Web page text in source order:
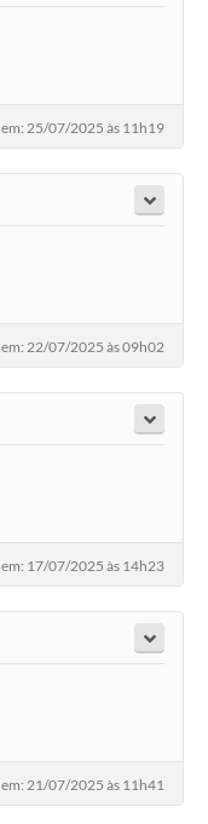
25/07/2025 às 11h19
22/07/2025 às 09h02
17/07/2025 às 14h23
21/07/2025 às 11h41